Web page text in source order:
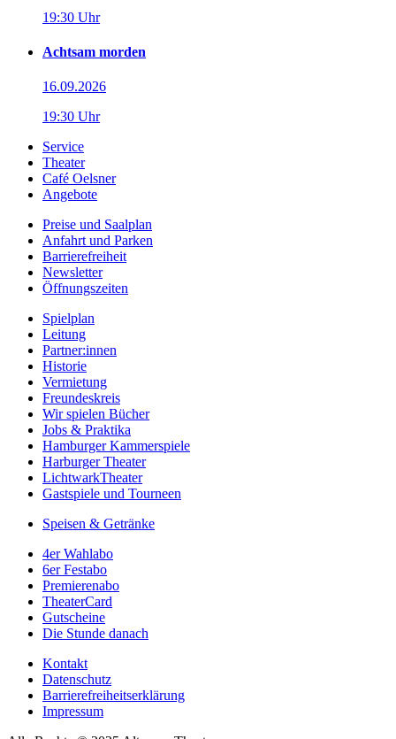
19:30 Uhr
Achtsam morden
16.09.2026
19:30 Uhr
Service
Theater
Café Oelsner
Angebote
Preise und Saalplan
Anfahrt und Parken
Barrierefreiheit
Newsletter
Öffnungszeiten
Spielplan
Leitung
Partner:innen
Historie
Vermietung
Freundeskreis
Wir spielen Bücher
Jobs & Praktika
Hamburger Kammerspiele
Harburger Theater
LichtwarkTheater
Gastspiele und Tourneen
Speisen & Getränke
4er Wahlabo
6er Festabo
Premierenabo
TheaterCard
Gutscheine
Die Stunde danach
Kontakt
Datenschutz
Barrierefreiheitserklärung
Impressum